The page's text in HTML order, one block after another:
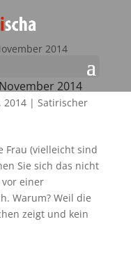
2014
2014| Satirischer
Frau (vielleicht sind
Sie sich das nicht
einer
Warum? Weil die
zeigt und kein